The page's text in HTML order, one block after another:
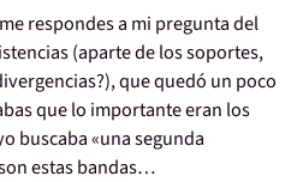
respondes a mi pregunta del
(aparte de los soportes,
que quedó un poco
que lo importante eran los
buscaba «una segunda
estas bandas…